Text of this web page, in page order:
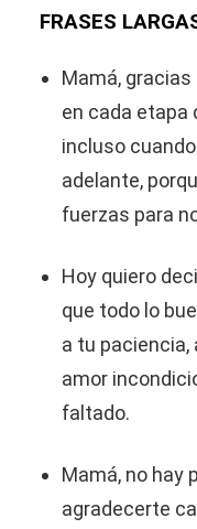
FRASES
Mamá,
en cada etapa
incluso
adelante,
fuerzas para
Hoy quiero
que todo lo
a tu paciencia,
amor
faltado.
Mamá, no hay
agradecerte